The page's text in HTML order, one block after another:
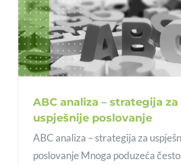
ABC analiza – strategija za
uspješnije poslovanje
ABC analiza – strategija za
poslovanje Mnoga poduzeća